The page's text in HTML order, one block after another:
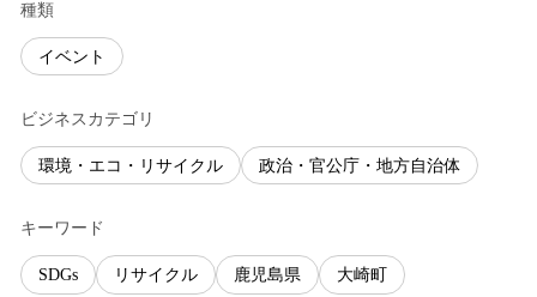
種類
イベント
ビジネスカテゴリ
環境・エコ・リサイクル 政治・官公庁・地方自治体
キーワード
SDGs リサイクル 鹿児島県 大崎町